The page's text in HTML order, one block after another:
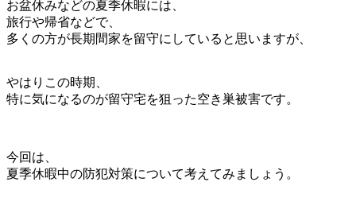
お盆休みなどの夏季休暇には、
旅行や帰省などで、
多くの方が長期間家を留守にしていると思いますが、
やはりこの時期、
特に気になるのが留守宅を狙った空き巣被害です。
今回は、
夏季休暇中の防犯対策について考えてみましょう。